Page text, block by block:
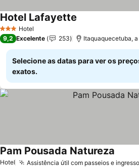
3 EstrelasHotel
Hotel Lafayette
9,2 Excelente 253 Itaquaquecetuba,
Selecione as datas para ver os
exatos.
Hotel Assistência útil com passeios e
Pam Pousada Natureza